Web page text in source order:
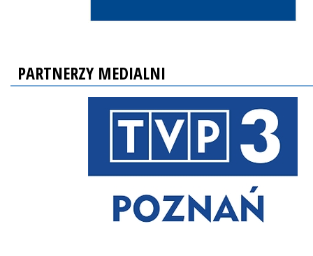
PARTNERZY MEDIALNI